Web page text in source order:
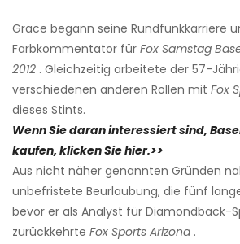
Grace begann seine Rundfunkkarriere
Farbkommentator für Fox Samstag
2012 . Gleichzeitig arbeitete der 57-
verschiedenen anderen Rollen mit Fox
dieses Stints.
Wenn Sie daran interessiert sind,
kaufen, klicken Sie hier.>>
Aus nicht näher genannten Gründen
unbefristete Beurlaubung, die fünf
bevor er als Analyst für Diamondback-
zurückkehrte Fox Sports Arizona .